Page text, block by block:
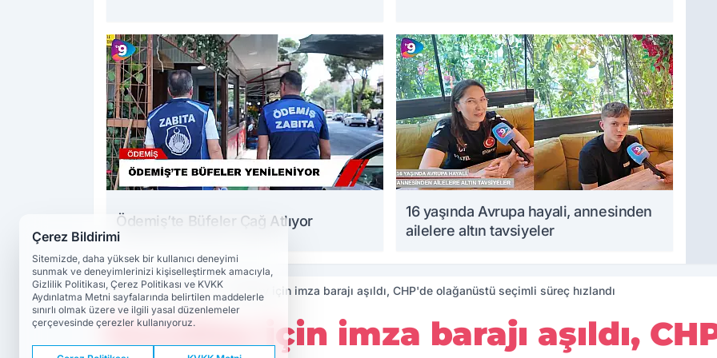
Ödemiş’te Büfeler Çağ Atlıyor
16 yaşında Avrupa hayali, annesinden
ailelere altın tavsiyeler
Haberler Siyaset Kurultay için imza barajı aşıldı, CHP'de olağanüstü seçimli süreç hızlandı
Kurultay için imza barajı aşıldı,
Çerez Bildirimi
Sitemizde, daha yüksek bir kullanıcı deneyimi
sunmak ve deneyimlerinizi kişiselleştirmek amacıyla,
Gizlilik Politikası, Çerez Politikası ve KVKK
Aydınlatma Metni sayfalarında belirtilen maddelerle
sınırlı olmak üzere ve ilgili yasal düzenlemeler
çerçevesinde çerezler kullanıyoruz.